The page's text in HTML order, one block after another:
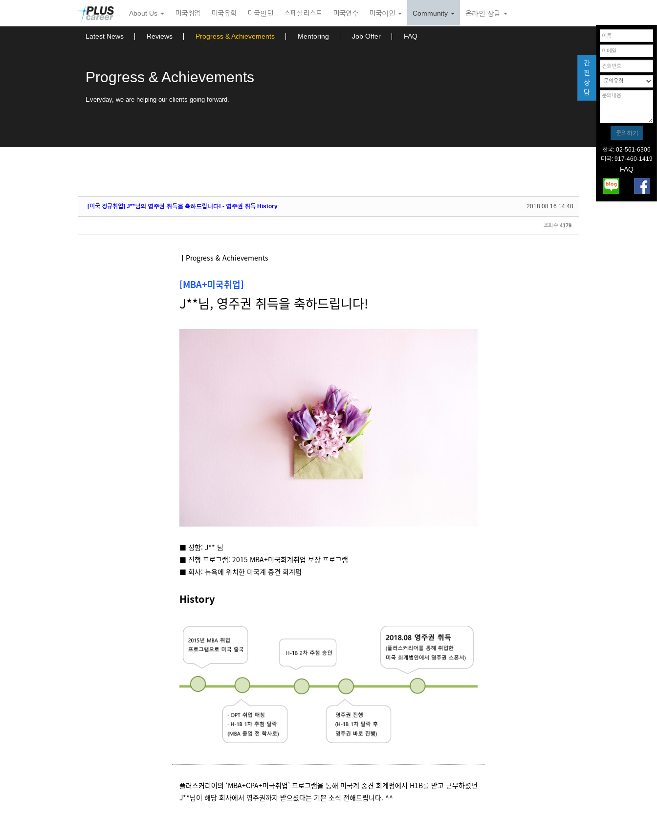
뉴
토
About Us 미국취업 미국유학 미국인턴 스페셜리스트 미국연수 미국이민 Community 온라인 상담
Latest News Reviews Progress & Achievements Mentoring Job Offer FAQ
Progress & Achievements
Everyday, we are helping our clients going forward.
2018.08.16 14:48
[미국 정규취업] J**님의 영주권 취득을 축하드립니다! - 영주권 취득 History
조회 수 4179
ㅣProgress & Achievements
[MBA+미국취업]
J**님, 영주권 취득을 축하드립니다!
■ 성함: J** 님
■ 진행 프로그램: 2015 MBA+미국회계취업 보장 프로그램
■ 회사: 뉴욕에 위치한 미국계 중견 회계펌
History
플러스커리어의 ‘MBA+CPA+미국취업’ 프로그램을 통해 미국계 중견 회계펌에서 H1B를 받고 근무하셨던
J**님이 해당 회사에서 영주권까지 받으셨다는 기쁜 소식 전해드립니다. ^^
간
편
상
담
한국: 02-561-6306
미국: 917-460-1419
FAQ